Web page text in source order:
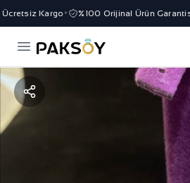
Kargo✦ %100 Orijinal Ürün Garantisi✦